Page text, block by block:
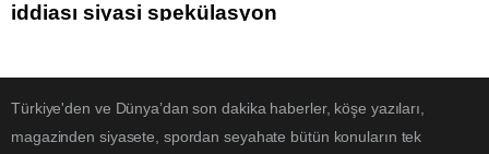
iddiası siyasi spekülasyon
Türkiye'den ve Dünya’dan son dakika haberler, köşe yazıları,
magazinden siyasete, spordan seyahate bütün konuların tek